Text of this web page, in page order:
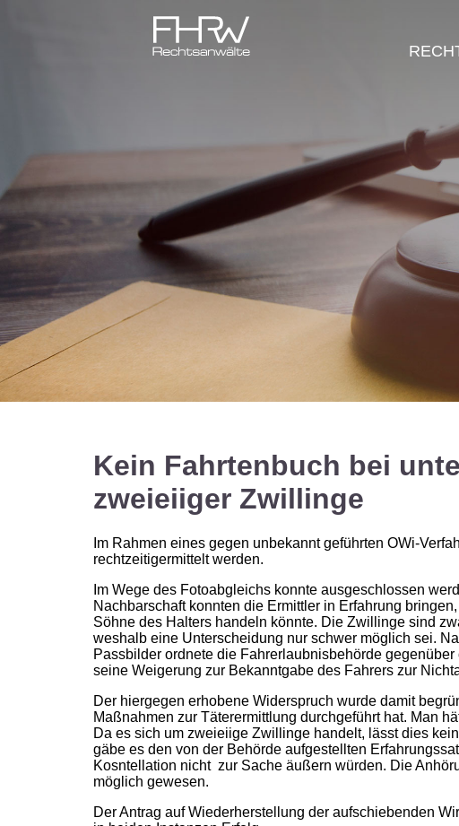
Kein Fahrtenbuch bei
zweieiiger Zwillinge
Im Rahmen eines gegen unbekannt geführten OWi-
rechtzeitigermittelt werden.
Im Wege des Fotoabgleichs konnte ausgeschlossen
Nachbarschaft konnten die Ermittler in Erfahrung
Söhne des Halters handeln könnte. Die Zwillinge sind
weshalb eine Unterscheidung nur schwer möglich sei.
Passbilder ordnete die Fahrerlaubnisbehörde
seine Weigerung zur Bekanntgabe des Fahrers zur
Der hiergegen erhobene Widerspruch wurde damit
Maßnahmen zur Täterermittlung durchgeführt hat. Man
Da es sich um zweieiige Zwillinge handelt, lässt dies
gäbe es den von der Behörde aufgestellten
Kosntellation nicht zur Sache äußern würden. Die
möglich gewesen.
Der Antrag auf Wiederherstellung der aufschiebenden